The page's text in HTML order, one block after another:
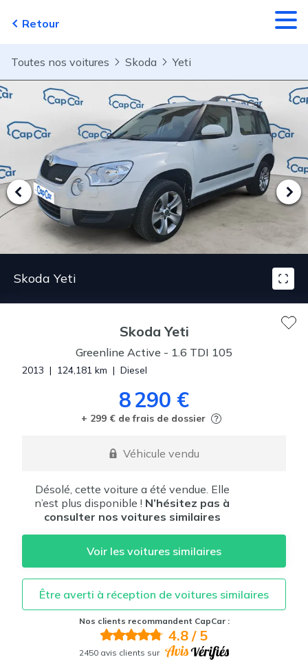
Retour
Toutes nos voitures Skoda Yeti
Skoda Yeti
Skoda Yeti
Greenline Active - 1.6 TDI 105
2013 | 124,181 km | Diesel
8 290 €
+ 299 € de frais de dossier
Véhicule vendu
Désolé, cette voiture a été vendue. Elle
n’est plus disponible ! N’hésitez pas à
consulter nos voitures similaires
Voir les voitures similaires
Être averti à réception de voitures similaires
Nos clients recommandent CapCar :
4.8/ 5
2450 avis clients sur